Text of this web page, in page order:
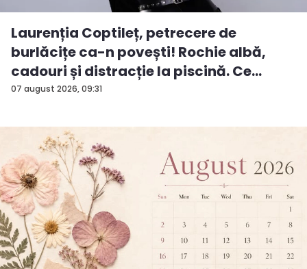
07 august 2026, 09:31
Laurenția Coptileț, petrecere de
burlăcițe ca-n povești! Rochie albă,
cadouri și distracție la piscină. Ce
surp...